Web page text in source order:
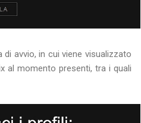
avvio, in cui viene visualizzato
al momento presenti, tra i quali